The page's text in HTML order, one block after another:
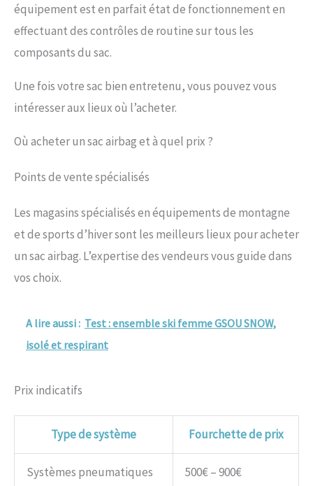
équipement est en parfait état de fonctionnement en
effectuant des contrôles de routine sur tous les
composants du sac.
Une fois votre sac bien entretenu, vous pouvez vous
intéresser aux lieux où l’acheter.
Où acheter un sac airbag et à quel prix ?
Points de vente spécialisés
Les magasins spécialisés en équipements de montagne
et de sports d’hiver sont les meilleurs lieux pour acheter
un sac airbag. L’expertise des vendeurs vous guide dans
vos choix.
A lire aussi : Test : ensemble ski femme GSOU SNOW,
isolé et respirant
Prix indicatifs
Type de système Fourchette de prix
Systèmes pneumatiques 500€ – 900€